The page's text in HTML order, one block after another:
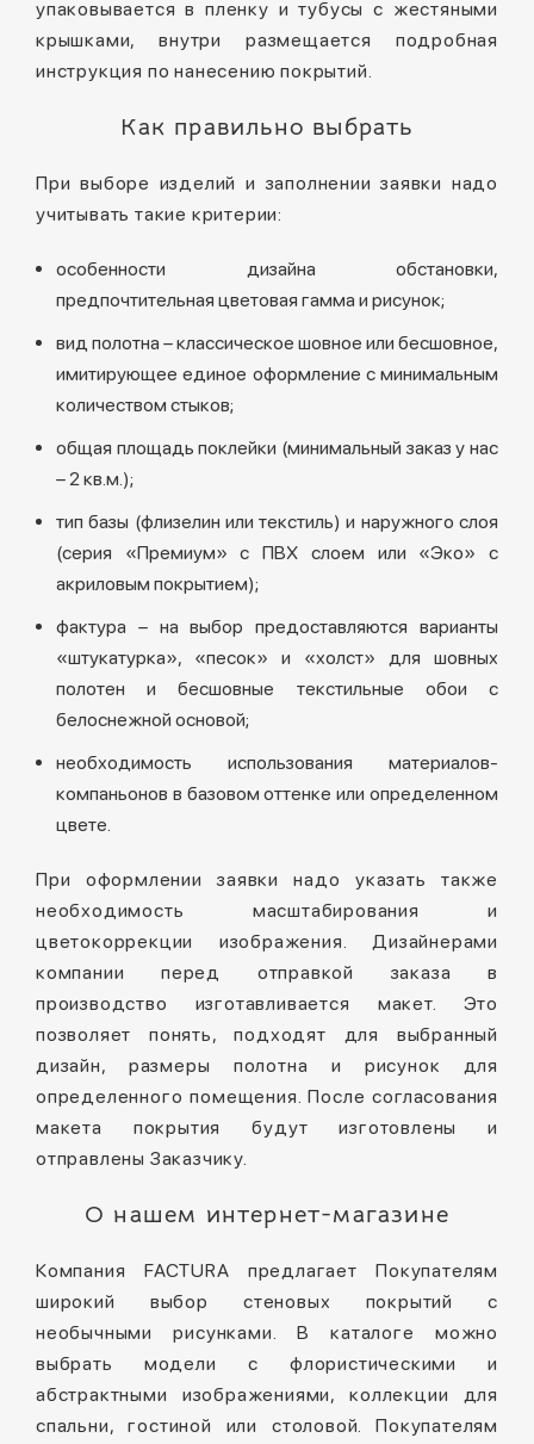
упаковывается в пленку и тубусы с жестяными
крышками, внутри размещается подробная
инструкция по нанесению покрытий.
Как правильно выбрать
При выборе изделий и заполнении заявки надо
учитывать такие критерии:
особенности дизайна обстановки,
предпочтительная цветовая гамма и рисунок;
вид полотна – классическое шовное или бесшовное,
имитирующее единое оформление с минимальным
количеством стыков;
общая площадь поклейки (минимальный заказ у нас
– 2 кв.м.);
тип базы (флизелин или текстиль) и наружного слоя
(серия «Премиум» с ПВХ слоем или «Эко» с
акриловым покрытием);
фактура – на выбор предоставляются варианты
«штукатурка», «песок» и «холст» для шовных
полотен и бесшовные текстильные обои с
белоснежной основой;
необходимость использования материалов-
компаньонов в базовом оттенке или определенном
цвете.
При оформлении заявки надо указать также
необходимость масштабирования и
цветокоррекции изображения. Дизайнерами
компании перед отправкой заказа в
производство изготавливается макет. Это
позволяет понять, подходят для выбранный
дизайн, размеры полотна и рисунок для
определенного помещения. После согласования
макета покрытия будут изготовлены и
отправлены Заказчику.
О нашем интернет-магазине
Компания FACTURA предлагает Покупателям
широкий выбор стеновых покрытий с
необычными рисунками. В каталоге можно
выбрать модели с флористическими и
абстрактными изображениями, коллекции для
спальни, гостиной или столовой. Покупателям